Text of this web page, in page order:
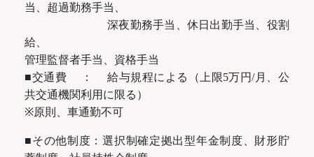
当、超過勤務手当、
深夜勤務手当、休日出勤手当、役割
給、
管理監督者手当、資格手当
■交通費 ： 給与規程による（上限5万円/月、公
共交通機関利用に限る）
※原則、車通勤不可
■その他制度：選択制確定拠出型年金制度、財形貯